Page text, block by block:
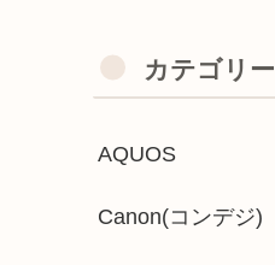
カテゴリー
AQUOS
Canon(コンデジ)